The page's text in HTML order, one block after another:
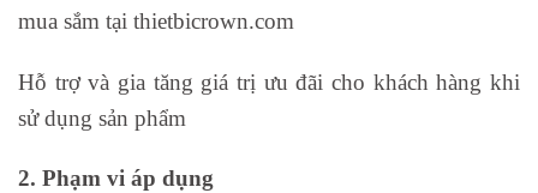
mua sắm tại thietbicrown.com
Hỗ trợ và gia tăng giá trị ưu đãi cho khách hàng khi
sử dụng sản phẩm
2. Phạm vi áp dụng